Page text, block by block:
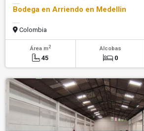
Bodega en Arriendo en Medellin
Colombia
Área m2
45
Alcobas
0